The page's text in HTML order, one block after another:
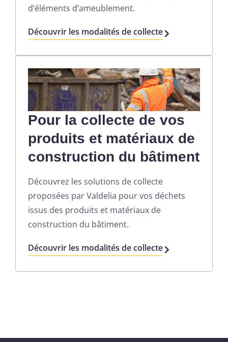
d’éléments d’ameublement.
Découvrir les modalités de collecte
Pour la collecte de vos
produits et matériaux de
construction du bâtiment
Découvrez les solutions de collecte
proposées par Valdelia pour vos déchets
issus des produits et matériaux de
construction du bâtiment.
Découvrir les modalités de collecte